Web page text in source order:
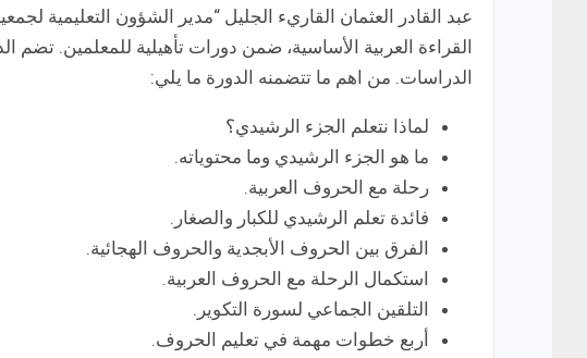
عبد القادر العثمان القاريء الجليل “مدير الشؤون التعليمية
الدراسات. من اهم ما تتضمنه الدورة ما يلي:
لماذا نتعلم الجزء الرشيدي؟
ما هو الجزء الرشيدي وما محتوياته.
رحلة مع الحروف العربية.
فائدة تعلم الرشيدي للكبار والصغار.
الفرق بين الحروف الأبجدية والحروف الهجائية.
استكمال الرحلة مع الحروف العربية.
التلقين الجماعي لسورة التكوير.
أربع خطوات مهمة في تعليم الحروف.